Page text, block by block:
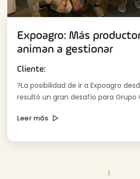
Expoagro: Más
animan a gestionar
Cliente:
?La posibilidad de ir a Expoagro
resultó un gran desafío para Grupo
Leer más
1